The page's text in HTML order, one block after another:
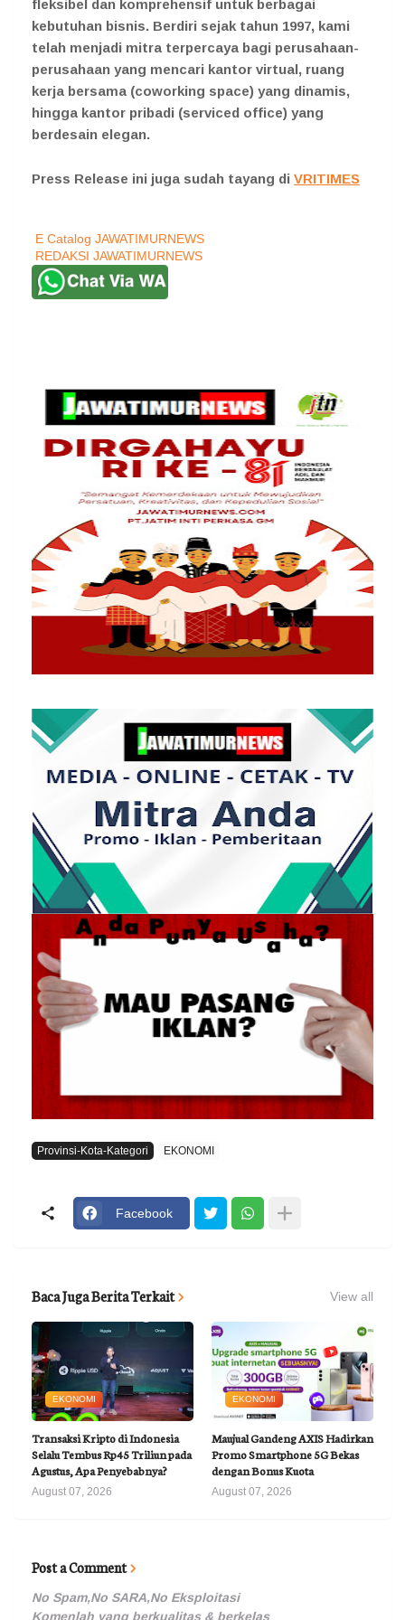
fleksibel dan komprehensif untuk berbagai
kebutuhan bisnis. Berdiri sejak tahun 1997, kami
telah menjadi mitra terpercaya bagi perusahaan-
perusahaan yang mencari kantor virtual, ruang
kerja bersama (coworking space) yang dinamis,
hingga kantor pribadi (serviced office) yang
berdesain elegan.
Press Release ini juga sudah tayang di VRITIMES
E Catalog JAWATIMURNEWS
REDAKSI JAWATIMURNEWS
Provinsi-Kota-Kategori EKONOMI
Facebook
Baca Juga Berita Terkait View all
EKONOMI
Transaksi Kripto di Indonesia
Selalu Tembus Rp45 Triliun pada
Agustus, Apa Penyebabnya?
August 07, 2026
EKONOMI
Maujual Gandeng AXIS Hadirkan
Promo Smartphone 5G Bekas
dengan Bonus Kuota
August 07, 2026
Post a Comment
No Spam,No SARA,No Eksploitasi
Komenlah yang berkualitas & berkelas